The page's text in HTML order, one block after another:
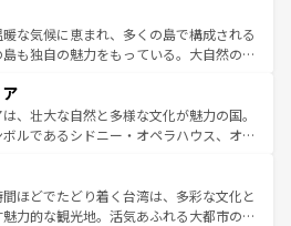
観光を楽しむこともできる。 なお、新
はコンテンツ一覧 を参照してほしい。
は、観光、ショッピング、エンターテイ
た刺激的なスポットだ。一方、アメリカ
広がり、グランドキャニオンやイエロー
ンズでは、音楽と美食が融合した独特の
者はアメリカの各地域で異なる魅力を楽
多様性と豊かな歴史を感じることができ
イルだ。 なお、新着のアメリカ
ツ一覧を参照してほしい。
な気候に恵まれ、多くの島で構成される
も独自の魅力をもっている。大自然の神
い。また、定番の観光地といえばオアフ
然を求めるならマウイ島やカウアイ島が
ルドグリーンに輝く海をはじめ、豊かな
心で訪れる人々を迎えてくれるハワイの
ーカルフードやハワイアンミュージッ
ダンスなど、すべてがハワイの魅力を彩
、壮大な自然と多様な文化が魅力の国。
ルであるシドニー・オペラハウス、オー
中央部にそびえるウルル（エアーズロッ
の美しい原生林やケアンズの熱帯雨林な
くさん。また、カフェやワイン、オージ
ほどでたどり着く台湾は、多彩な文化と
力的な観光地。活気あふれる大都市の台